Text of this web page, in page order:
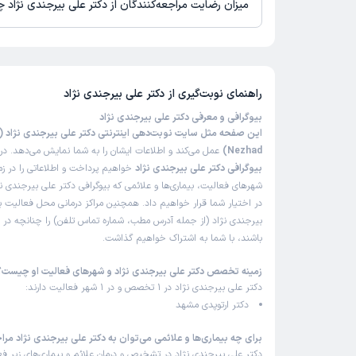
علت مراجعه: دردهای اسکلتی مزمن یا حاد
صدیقه (
1404/11/12
)
این پزشک را پیشنهاد میکنم
پیشنهاد میکنم
علت مراجعه: اسکولیوز (انحراف ستون فقرات)
علی (
1403/06/21
این پزشک را پیشنهاد میکنم
میزان رضایت مراجعه‌کنندگان از دکتر علی بیرجندی
راهنمای نوبت‌گیری از دکتر علی بیرجندی نژاد
بیوگرافی و معرفی دکتر علی بیرجندی نژاد
Nezhad)
عمل می‌کند و اطلاعات ایشان را به شما نمایش می‌دهد.
بیوگرافی دکتر علی بیرجندی نژاد خواهیم پرداخت و اطلاعاتی را
شهرهای فعالیت، بیماری‌ها و علائمی که بیوگرافی دکتر علی بیرجندی
در اختیار شما قرار خواهیم داد. همچنین مراکز درمانی محل فعالیت
بیرجندی نژاد (از جمله آدرس مطب، شماره تماس تلفن) را چنانچه در
باشند، با شما به اشتراک خواهیم گذاشت.
زمینه تخصص دکتر علی بیرجندی نژاد و شهرهای فعالیت او
دکتر علی بیرجندی نژاد در 1 تخصص و در 1 شهر فعالیت دارند:
دکتر ارتوپدی مشهد
برای چه بیماری‌ها و علائمی می‌توان به دکتر علی بیرجندی نژاد